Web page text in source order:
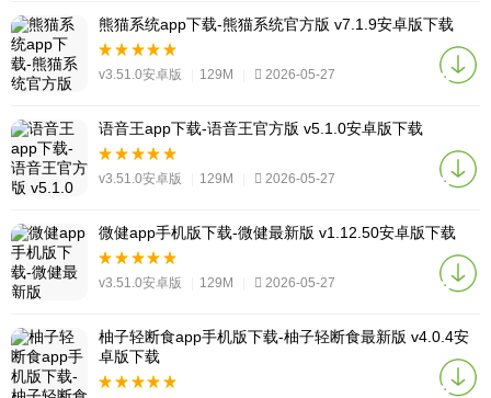
熊猫系统app下载-熊猫系统官方版 v7.1.9安卓版下载
v3.51.0安卓版 129M 2026-05-27
语音王app下载-语音王官方版 v5.1.0安卓版下载
v3.51.0安卓版 129M 2026-05-27
微健app手机版下载-微健最新版 v1.12.50安卓版下载
v3.51.0安卓版 129M 2026-05-27
柚子轻断食app手机版下载-柚子轻断食最新版 v4.0.4安
卓版下载